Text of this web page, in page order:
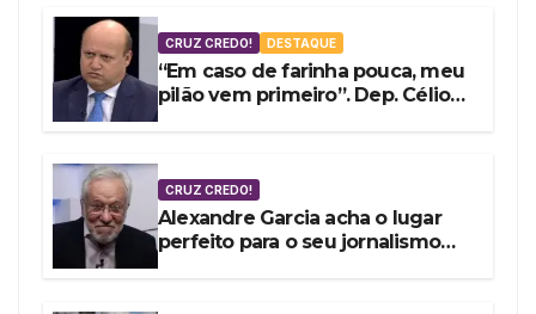
CRUZ CREDO! DESTAQUE
“Em caso de farinha pouca, meu
pilão vem primeiro”. Dep. Célio
CRUZ CREDO!
Alexandre Garcia acha o lugar
perfeito para o seu jornalismo